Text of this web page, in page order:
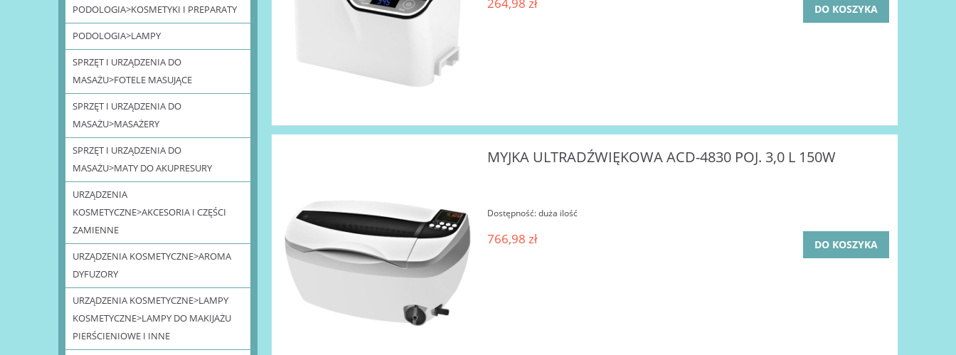
PODOLOGIA>KOSMETYKI I PREPARATY
PODOLOGIA>LAMPY
SPRZĘT I URZĄDZENIA DO
MASAŻU>FOTELE MASUJĄCE
SPRZĘT I URZĄDZENIA DO
MASAŻU>MASAŻERY
SPRZĘT I URZĄDZENIA DO
MASAŻU>MATY DO AKUPRESURY
URZĄDZENIA
KOSMETYCZNE>AKCESORIA I CZĘŚCI
ZAMIENNE
URZĄDZENIA KOSMETYCZNE>AROMA
DYFUZORY
URZĄDZENIA KOSMETYCZNE>LAMPY
KOSMETYCZNE>LAMPY DO MAKIJAŻU
PIERŚCIENIOWE I INNE
264,98 zł DO KOSZYKA
MYJKA ULTRADŹWIĘKOWA ACD-4830 POJ. 3,0 L 150W
Dostępność:duża ilość
766,98 zł DO KOSZYKA